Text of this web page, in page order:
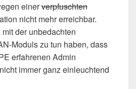
einerverpfuschten
nicht mehr erreichbar.
der unbedachten
Moduls zu tun haben, dass
erfahrenen Admin
immer ganz einleuchtend